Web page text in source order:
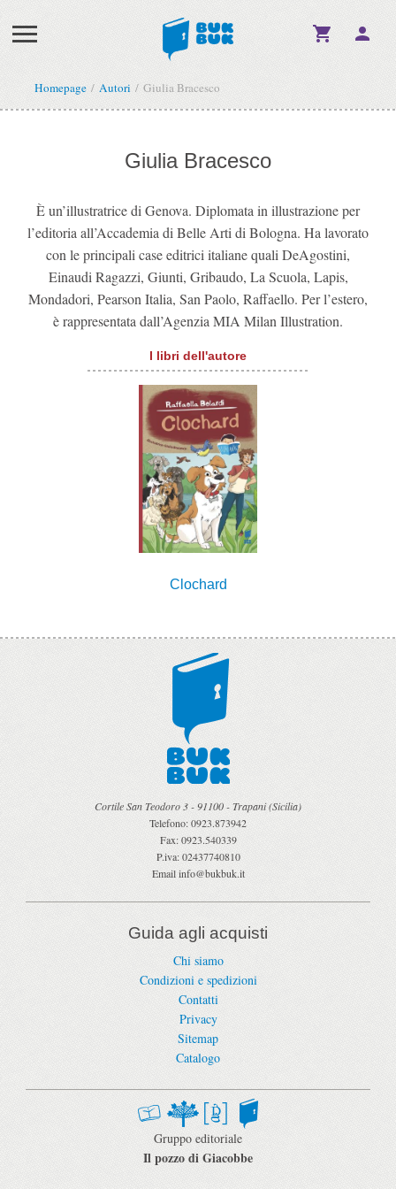
Homepage Autori Giulia Bracesco
Giulia Bracesco
È un’illustratrice di Genova. Diplomata in illustrazione per
l’editoria all’Accademia di Belle Arti di Bologna. Ha lavorato
con le principali case editrici italiane quali DeAgostini,
Einaudi Ragazzi, Giunti, Gribaudo, La Scuola, Lapis,
Mondadori, Pearson Italia, San Paolo, Raffaello. Per l’estero,
è rappresentata dall’Agenzia MIA Milan Illustration.
I libri dell'autore
Clochard
Cortile San Teodoro 3-91100-Trapani(Sicilia)
Telefono:0923.873942
Fax:0923.540339
P.iva:02437740810
Emailinfo@bukbuk.it
Guida agli acquisti
Chi siamo
Condizioni e spedizioni
Contatti
Privacy
Sitemap
Catalogo
Gruppo editoriale
Il pozzo di Giacobbe